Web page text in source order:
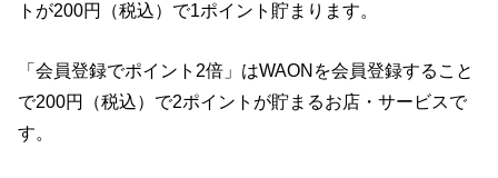
トが200円（税込）で1ポイント貯まります。
「会員登録でポイント2倍」はWAONを会員登録すること
で200円（税込）で2ポイントが貯まるお店・サービスで
す。